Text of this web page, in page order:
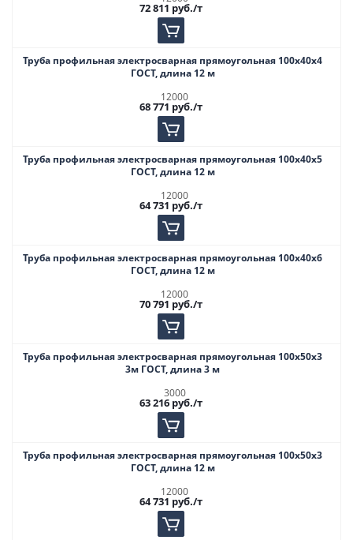
72 811 руб./т
Труба профильная электросварная прямоугольная 100х40х4
ГОСТ, длина 12 м
12000
68 771 руб./т
Труба профильная электросварная прямоугольная 100х40х5
ГОСТ, длина 12 м
12000
64 731 руб./т
Труба профильная электросварная прямоугольная 100х40х6
ГОСТ, длина 12 м
12000
70 791 руб./т
Труба профильная электросварная прямоугольная 100х50х3
3м ГОСТ, длина 3 м
3000
63 216руб./т
Труба профильная электросварная прямоугольная 100х50х3
ГОСТ, длина 12 м
12000
64 731 руб./т